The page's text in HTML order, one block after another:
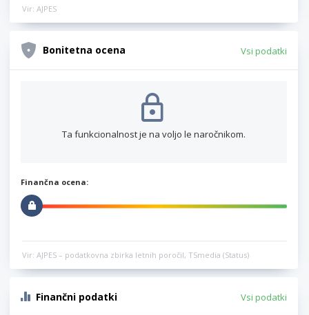
Vir: AJPES
Bonitetna ocena Vsi podatki
Ta funkcionalnost je na voljo le naročnikom.
Finančna ocena:
Vir: AJPES – podatkovna zbirka letnih poročil, TSmedia (Status)
Finančni podatki Vsi podatki